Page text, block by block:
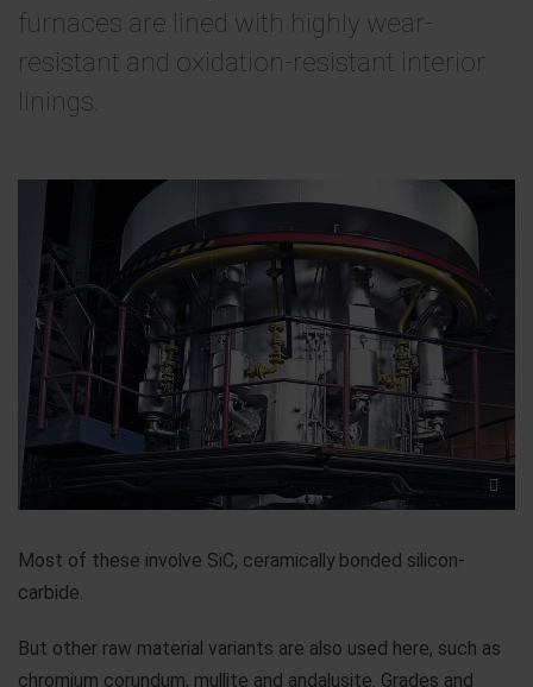
furnaces are lined with highly wear-
resistant and oxidation-resistant interior
linings.
Most of these involve SiC, ceramically bonded silicon-
carbide.
But other raw material variants are also used here, such as
chromium corundum, mullite and andalusite. Grades and